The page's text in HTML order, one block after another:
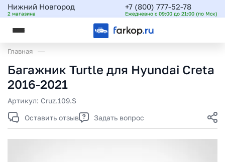
Нижний Новгород
2 магазина
+7 (800) 777-52-78
Ежедневно с 09:00 до 21:00 (по Мск)
Главная
Багажник Turtle для Hyundai Creta
2016-2021
Артикул: Cruz.109.S
Оставить отзыв
Задать вопрос